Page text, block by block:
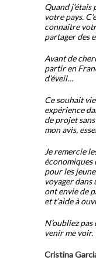
Quand j’étais
votre pays.
connaitre
partager des
Avant de
partir en
d’éveil…
Ce souhait
expérience
de projet
mon avis,
Je remercie
économiques
pour les
voyager dans
ont envie de
et t’aide à
N’oubliez pas
venir me voir.
Cristina